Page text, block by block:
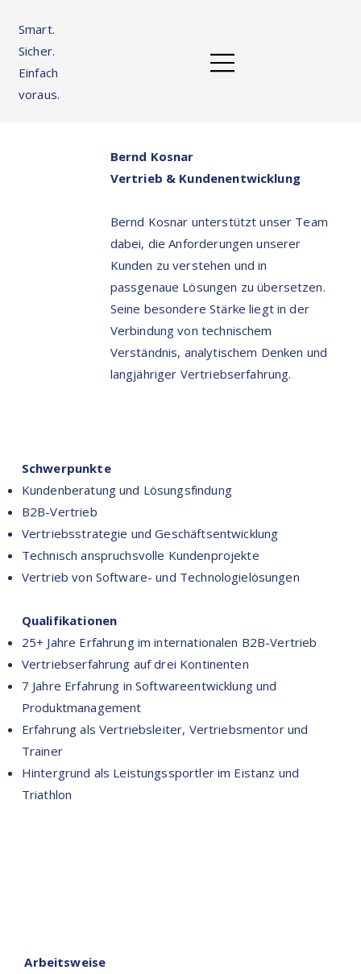
Smart.
Sicher.
Einfach
voraus.
Bernd Kosnar
Vertrieb & Kundenentwicklung
Bernd Kosnar unterstützt unser Team
dabei, die Anforderungen unserer
Kunden zu verstehen und in
passgenaue Lösungen zu übersetzen.
Seine besondere Stärke liegt in der
Verbindung von technischem
Verständnis, analytischem Denken und
langjähriger Vertriebserfahrung.
Schwerpunkte
Kundenberatung und Lösungsfindung
B2B-Vertrieb
Vertriebsstrategie und Geschäftsentwicklung
Technisch anspruchsvolle Kundenprojekte
Vertrieb von Software- und Technologielösungen
Qualifikationen
25+ Jahre Erfahrung im internationalen B2B-Vertrieb
Vertriebserfahrung auf drei Kontinenten
7 Jahre Erfahrung in Softwareentwicklung und
Produktmanagement
Erfahrung als Vertriebsleiter, Vertriebsmentor und
Trainer
Hintergrund als Leistungssportler im Eistanz und
Triathlon
Arbeitsweise